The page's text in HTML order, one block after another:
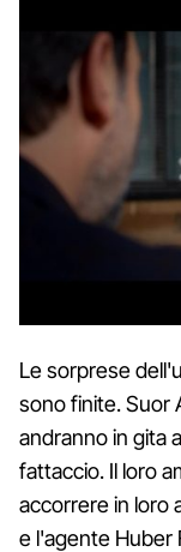
Le sorprese
sono finite. Suor
andranno in gita
fattaccio. Il loro
accorrere in loro
e l'agente Huber